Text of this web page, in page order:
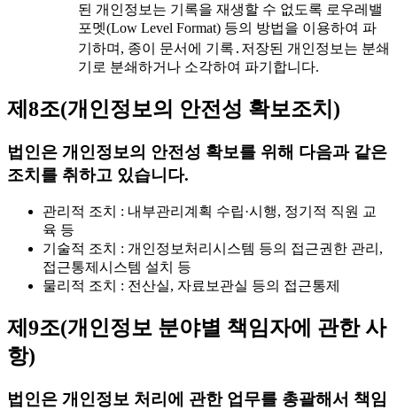
된 개인정보는 기록을 재생할 수 없도록 로우레밸
포멧(Low Level Format) 등의 방법을 이용하여 파
기하며, 종이 문서에 기록․저장된 개인정보는 분쇄
기로 분쇄하거나 소각하여 파기합니다.
제8조(개인정보의 안전성 확보조치)
법인은 개인정보의 안전성 확보를 위해 다음과 같은
조치를 취하고 있습니다.
관리적 조치 : 내부관리계획 수립·시행, 정기적 직원 교
육 등
기술적 조치 : 개인정보처리시스템 등의 접근권한 관리,
접근통제시스템 설치 등
물리적 조치 : 전산실, 자료보관실 등의 접근통제
제9조(개인정보 분야별 책임자에 관한 사
항)
법인은 개인정보 처리에 관한 업무를 총괄해서 책임